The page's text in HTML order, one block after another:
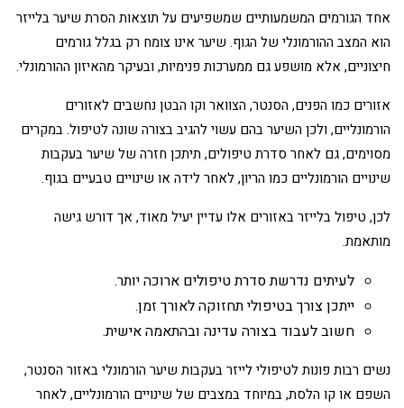
אחד הגורמים המשמעותיים שמשפיעים על תוצאות הסרת שיער בלייזר
הוא המצב ההורמונלי של הגוף. שיער אינו צומח רק בגלל גורמים
חיצוניים, אלא מושפע גם ממערכות פנימיות, ובעיקר מהאיזון ההורמונלי.
אזורים כמו הפנים, הסנטר, הצוואר וקו הבטן נחשבים לאזורים
הורמונליים, ולכן השיער בהם עשוי להגיב בצורה שונה לטיפול. במקרים
מסוימים, גם לאחר סדרת טיפולים, תיתכן חזרה של שיער בעקבות
שינויים הורמונליים כמו הריון, לאחר לידה או שינויים טבעיים בגוף.
לכן, טיפול בלייזר באזורים אלו עדיין יעיל מאוד, אך דורש גישה
מותאמת.
לעיתים נדרשת סדרת טיפולים ארוכה יותר.
ייתכן צורך בטיפולי תחזוקה לאורך זמן.
חשוב לעבוד בצורה עדינה ובהתאמה אישית.
נשים רבות פונות לטיפולי לייזר בעקבות שיער הורמונלי באזור הסנטר,
השפם או קו הלסת, במיוחד במצבים של שינויים הורמונליים, לאחר